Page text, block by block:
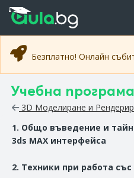
Прескочи към основното
Прескочи към навигацията
Безплатно! Онлайн
Учебна програма
3D Моделиране и Рендериране
1. Общо въведение и
3ds MAX интерфейса
2. Техники при работа със